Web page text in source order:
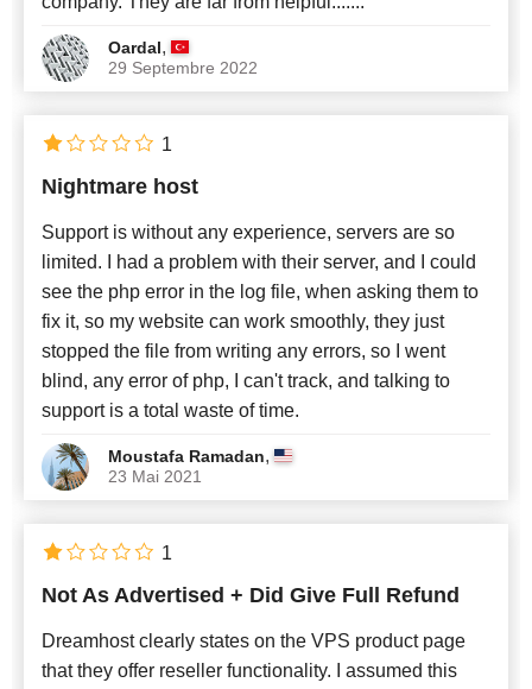
Oardal,
29 Septembre 2022
Nightmare host
Support is without any experience, servers are so
limited. I had a problem with their server, and I could
see the php error in the log file, when asking them to
fix it, so my website can work smoothly, they just
stopped the file from writing any errors, so I went
blind, any error of php, I can't track, and talking to
support is a total waste of time.
Moustafa Ramadan,
23 Mai 2021
1
Not As Advertised + Did Give Full Refund
Dreamhost clearly states on the VPS product page
that they offer reseller functionality. I assumed this
1